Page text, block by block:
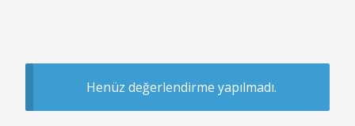
Henüz değerlendirme yapılmadı.